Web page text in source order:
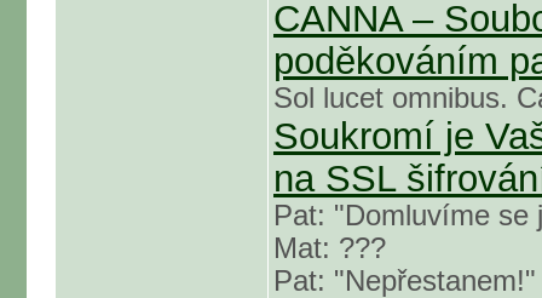
CANNA –
poděkováním
Sol lucet omnibus.
Soukromí je
na SSL
Pat: "Domluvíme se
Mat: ???
Pat: "Nepřestanem!"